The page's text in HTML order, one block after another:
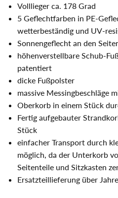
Volllieger ca. 178 Grad
5 Geflechtfarben in PE-
wetterbeständig und UV-
Sonnengeflecht an den
höhenverstellbare Schub-
patentiert
dicke Fußpolster
massive Messingbeschläge
Oberkorb in einem Stück
Fertig aufgebauter
Stück
einfacher Transport durch
möglich, da der Unterkorb
Seitenteile und Sitzkasten
Ersatzteillieferung über